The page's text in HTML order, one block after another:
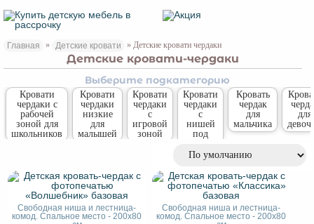
Главная » Детские кровати » Детские кровати чердаки
Детские кровати-чердаки
Выберите подкатегорию
Кровати
чердаки с
рабочей
зоной для
школьников
Кровати
чердаки
низкие
для
малышей
Кровати
чердаки
с
игровой
зоной
Кровати
чердаки
с
нишей
под
Кровать
чердак
для
мальчика
для
Свободная ниша и лестница-
комод. Спальное место - 200x80
Свободная ниша и лестница-
комод. Спальное место - 200x80